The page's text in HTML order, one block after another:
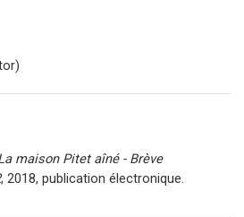
maison Pitet aîné - Brève
, 2018, publication électronique.